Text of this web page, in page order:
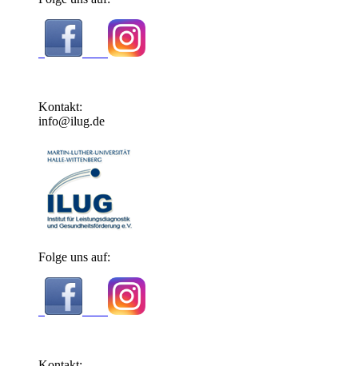
Kontakt:
info@ilug.de
Folge uns auf: